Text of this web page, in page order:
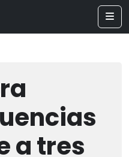
a tres